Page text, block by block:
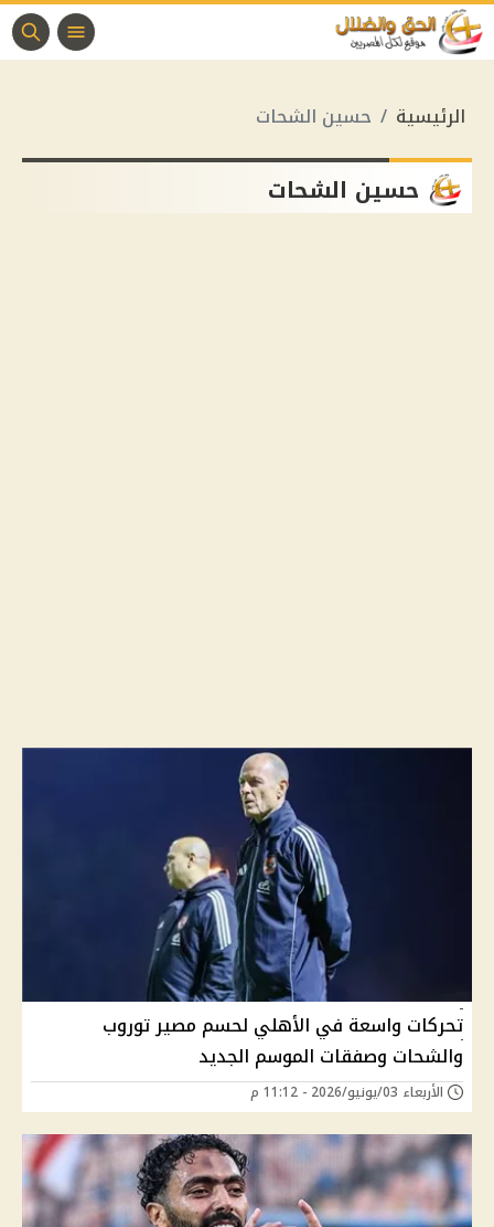
الرئيسية حسين الشحات
حسين الشحات
تحركات واسعة في الأهلي لحسم مصير توروب
والشحات وصفقات الموسم الجديد
الأربعاء 03/يونيو/2026 - 11:12 م